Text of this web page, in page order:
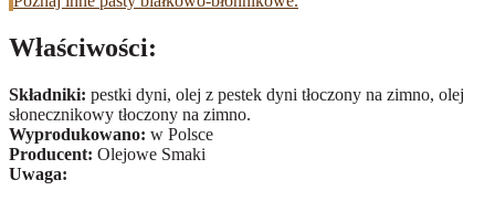
Właściwości:
Składniki: pestki dyni, olej z pestek dyni tłoczony na zimno, olej
słonecznikowy tłoczony na zimno.
Wyprodukowano: w Polsce
Producent: Olejowe Smaki
Uwaga: